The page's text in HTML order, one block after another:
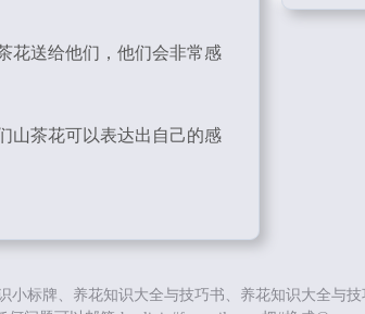
花送给他们，他们会非常感
山茶花可以表达出自己的感
标牌、养花知识大全与技巧书、养花知识大全与技